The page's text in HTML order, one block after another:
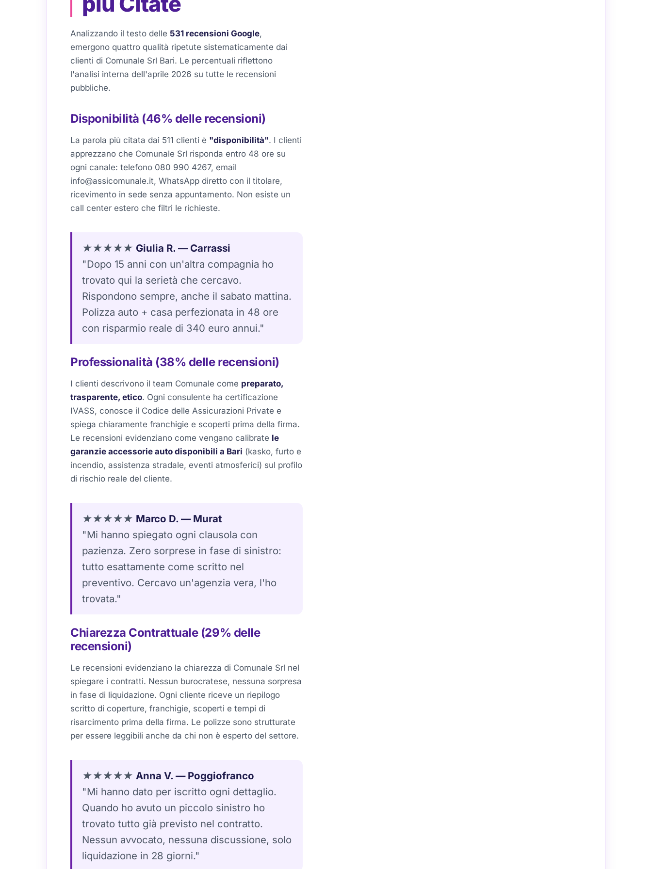
Analizzando il testo delle 531 recensioni Google,
emergono quattro qualità ripetute sistematicamente dai
clienti di Comunale Srl Bari. Le percentuali riflettono
l'analisi interna dell'aprile 2026 su tutte le recensioni
pubbliche.
Disponibilità (46% delle recensioni)
La parola più citata dai 511 clienti è "disponibilità". I clienti
apprezzano che Comunale Srl risponda entro 48 ore su
ogni canale: telefono 080 990 4267, email
info@assicomunale.it, WhatsApp diretto con il titolare,
ricevimento in sede senza appuntamento. Non esiste un
call center estero che filtri le richieste.
★★★★★ Giulia R. — Carrassi
"Dopo 15 anni con un'altra compagnia ho
trovato qui la serietà che cercavo.
Rispondono sempre, anche il sabato mattina.
Polizza auto + casa perfezionata in 48 ore
con risparmio reale di 340 euro annui."
Professionalità (38% delle recensioni)
I clienti descrivono il team Comunale come preparato,
trasparente, etico. Ogni consulente ha certificazione
IVASS, conosce il Codice delle Assicurazioni Private e
spiega chiaramente franchigie e scoperti prima della firma.
Le recensioni evidenziano come vengano calibrate le
garanzie accessorie auto disponibili a Bari (kasko, furto e
incendio, assistenza stradale, eventi atmosferici) sul profilo
di rischio reale del cliente.
★★★★★ Marco D. — Murat
"Mi hanno spiegato ogni clausola con
pazienza. Zero sorprese in fase di sinistro:
tutto esattamente come scritto nel
preventivo. Cercavo un'agenzia vera, l'ho
trovata."
Chiarezza Contrattuale (29% delle
recensioni)
Le recensioni evidenziano la chiarezza di Comunale Srl nel
spiegare i contratti. Nessun burocratese, nessuna sorpresa
in fase di liquidazione. Ogni cliente riceve un riepilogo
scritto di coperture, franchigie, scoperti e tempi di
risarcimento prima della firma. Le polizze sono strutturate
per essere leggibili anche da chi non è esperto del settore.
★★★★★ Anna V. — Poggiofranco
"Mi hanno dato per iscritto ogni dettaglio.
Quando ho avuto un piccolo sinistro ho
trovato tutto già previsto nel contratto.
Nessun avvocato, nessuna discussione, solo
liquidazione in 28 giorni."